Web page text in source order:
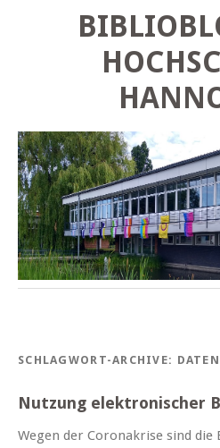
SCHLAGWORT-ARCHIVE:
Nutzung elektronischer
Wegen der Coronakrise sind die